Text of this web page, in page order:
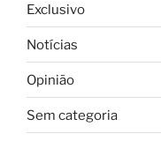
Exclusivo
Notícias
Opinião
Sem categoria